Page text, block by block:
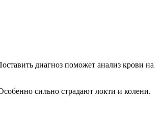
диагноз поможет анализ крови на
сильно страдают локти и колени.